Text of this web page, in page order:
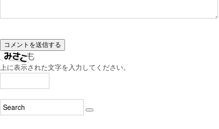
上に表示された文字を入力してください。